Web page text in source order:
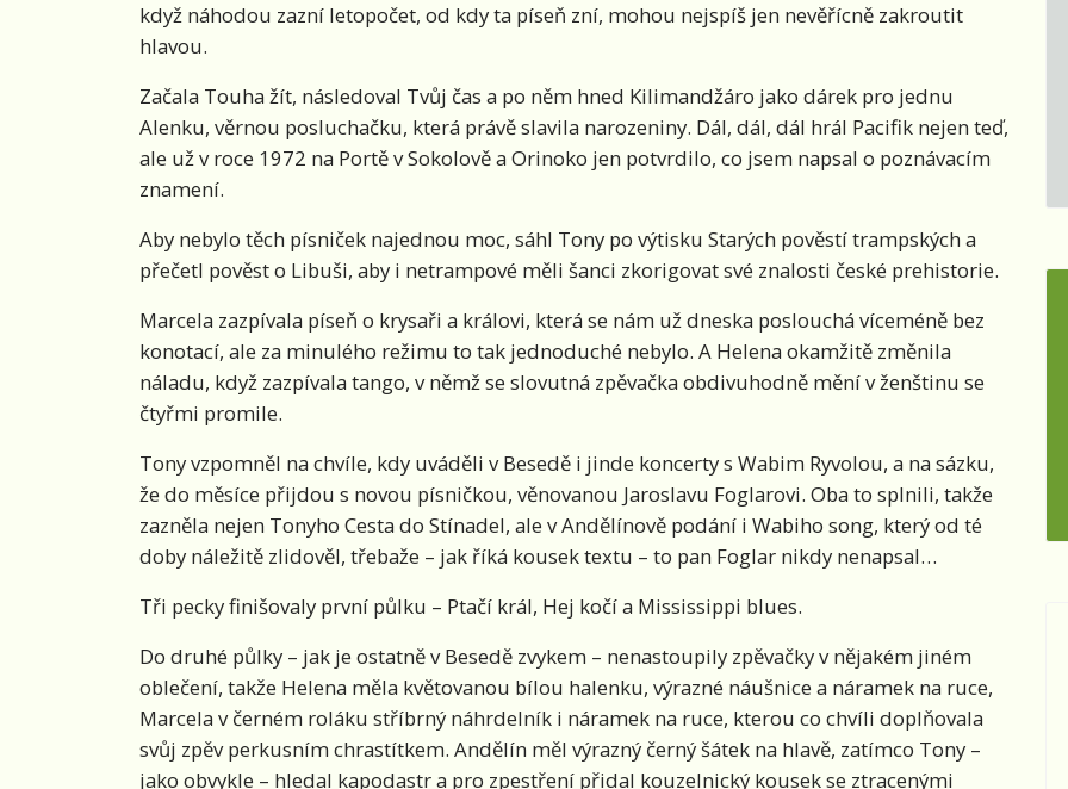
když náhodou zazní letopočet, od kdy ta píseň zní, mohou nejspíš jen nevěřícně zakroutit
hlavou.
Začala Touha žít, následoval Tvůj čas a po něm hned Kilimandžáro jako dárek pro jednu
Alenku, věrnou posluchačku, která právě slavila narozeniny. Dál, dál, dál hrál Pacifik nejen teď,
ale už v roce 1972 na Portě v Sokolově a Orinoko jen potvrdilo, co jsem napsal o poznávacím
znamení.
Aby nebylo těch písniček najednou moc, sáhl Tony po výtisku Starých pověstí trampských a
přečetl pověst o Libuši, aby i netrampové měli šanci zkorigovat své znalosti české prehistorie.
Marcela zazpívala píseň o krysaři a královi, která se nám už dneska poslouchá víceméně bez
konotací, ale za minulého režimu to tak jednoduché nebylo. A Helena okamžitě změnila
náladu, když zazpívala tango, v němž se slovutná zpěvačka obdivuhodně mění v ženštinu se
čtyřmi promile.
Tony vzpomněl na chvíle, kdy uváděli v Besedě i jinde koncerty s Wabim Ryvolou, a na sázku,
že do měsíce přijdou s novou písničkou, věnovanou Jaroslavu Foglarovi. Oba to splnili, takže
zazněla nejen Tonyho Cesta do Stínadel, ale v Andělínově podání i Wabiho song, který od té
doby náležitě zlidověl, třebaže – jak říká kousek textu – to pan Foglar nikdy nenapsal…
Tři pecky finišovaly první půlku – Ptačí král, Hej kočí a Mississippi blues.
Do druhé půlky – jak je ostatně v Besedě zvykem – nenastoupily zpěvačky v nějakém jiném
oblečení, takže Helena měla květovanou bílou halenku, výrazné náušnice a náramek na ruce,
Marcela v černém roláku stříbrný náhrdelník i náramek na ruce, kterou co chvíli doplňovala
svůj zpěv perkusním chrastítkem. Andělín měl výrazný černý šátek na hlavě, zatímco Tony –
jako obvykle – hledal kapodastr a pro zpestření přidal kouzelnický kousek se ztracenými